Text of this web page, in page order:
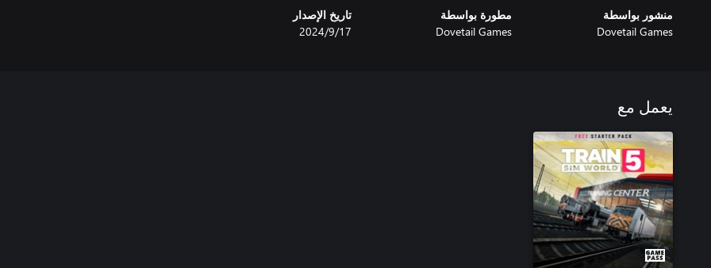
منشور بواسطة
Dovetail Games
مطورة بواسطة
Dovetail Games
تاريخ الإصدار
17‏/9‏/2024
يعمل مع